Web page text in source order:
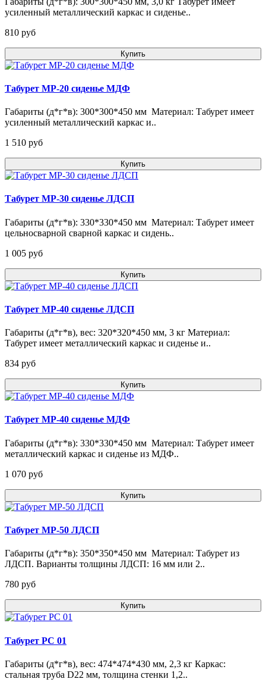
усиленный металлический каркас и сиденье..
810 pуб
Купить
Табурет МР-20 сиденье МДФ
Габариты (д*г*в): 300*300*450 мм Материал: Табурет имеет
усиленный металлический каркас и..
1 510 pуб
Купить
Табурет МР-30 сиденье ЛДСП
Габариты (д*г*в): 330*330*450 мм Материал: Табурет имеет
цельносварной сварной каркас и сидень..
1 005 pуб
Купить
Табурет МР-40 сиденье ЛДСП
Габариты (д*г*в), вес: 320*320*450 мм, 3 кг Материал:
Табурет имеет металлический каркас и сиденье и..
834 pуб
Купить
Табурет МР-40 сиденье МДФ
Габариты (д*г*в): 330*330*450 мм Материал: Табурет имеет
металлический каркас и сиденье из МДФ..
1 070 pуб
Купить
Табурет МР-50 ЛДСП
Габариты (д*г*в): 350*350*450 мм Материал: Табурет из
ЛДСП. Варианты толщины ЛДСП: 16 мм или 2..
780 pуб
Купить
Табурет РС 01
Габариты (д*г*в), вес: 474*474*430 мм, 2,3 кг Каркас:
стальная труба D22 мм, толщина стенки 1,2..